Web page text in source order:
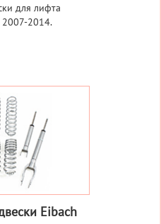
для лифта
2007-2014.
Eibach